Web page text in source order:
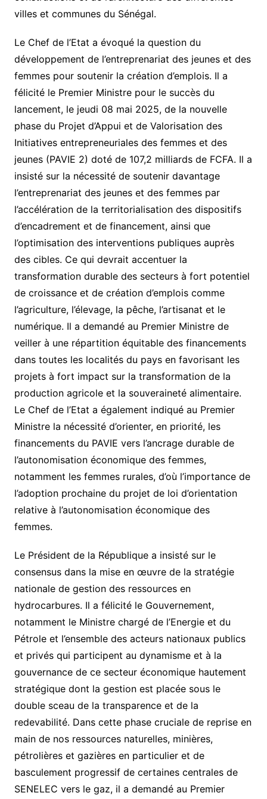
villes et communes du Sénégal.
Le Chef de l’Etat a évoqué la question du
développement de l’entreprenariat des jeunes et des
femmes pour soutenir la création d’emplois. Il a
félicité le Premier Ministre pour le succès du
lancement, le jeudi 08 mai 2025, de la nouvelle
phase du Projet d’Appui et de Valorisation des
Initiatives entrepreneuriales des femmes et des
jeunes (PAVIE 2) doté de 107,2 milliards de FCFA. Il a
insisté sur la nécessité de soutenir davantage
l’entreprenariat des jeunes et des femmes par
l’accélération de la territorialisation des dispositifs
d’encadrement et de financement, ainsi que
l’optimisation des interventions publiques auprès
des cibles. Ce qui devrait accentuer la
transformation durable des secteurs à fort potentiel
de croissance et de création d’emplois comme
l’agriculture, l’élevage, la pêche, l’artisanat et le
numérique. Il a demandé au Premier Ministre de
veiller à une répartition équitable des financements
dans toutes les localités du pays en favorisant les
projets à fort impact sur la transformation de la
production agricole et la souveraineté alimentaire.
Le Chef de l’Etat a également indiqué au Premier
Ministre la nécessité d’orienter, en priorité, les
financements du PAVIE vers l’ancrage durable de
l’autonomisation économique des femmes,
notamment les femmes rurales, d’où l’importance de
l’adoption prochaine du projet de loi d’orientation
relative à l’autonomisation économique des
femmes.
Le Président de la République a insisté sur le
consensus dans la mise en œuvre de la stratégie
nationale de gestion des ressources en
hydrocarbures. Il a félicité le Gouvernement,
notamment le Ministre chargé de l’Energie et du
Pétrole et l’ensemble des acteurs nationaux publics
et privés qui participent au dynamisme et à la
gouvernance de ce secteur économique hautement
stratégique dont la gestion est placée sous le
double sceau de la transparence et de la
redevabilité. Dans cette phase cruciale de reprise en
main de nos ressources naturelles, minières,
pétrolières et gazières en particulier et de
basculement progressif de certaines centrales de
SENELEC vers le gaz, il a demandé au Premier